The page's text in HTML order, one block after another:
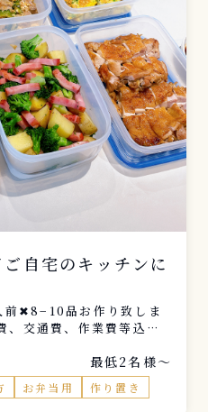
自宅のキッチンに
✖︎8−10品お作り致しま
、交通費、作業費等込み
別途費用にてご相談させて
最低2名様〜
お弁当用 作り置き